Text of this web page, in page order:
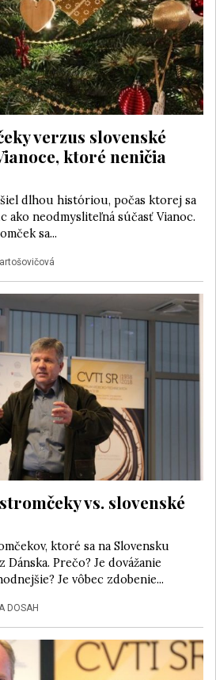
verzus slovenské
ktoré neničia
dlhou históriou, počas ktorej sa
ako neodmysliteľná súčasť Vianoc.
sa...
vs. slovenské
ktoré sa na Slovensku
Prečo? Je dovážanie
Je vôbec zdobenie...
DOSAH